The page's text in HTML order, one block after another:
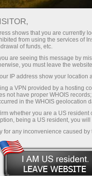
shows that you are currently
from using the services of
of funds, etc.
are seeing this message by
you must leave the
IP address show your location
a VPN provided by a hosting
not have proper WHOIS records;
in the WHOIS geolocation
whether you are a US
being a US resident, you
for any inconvenience caused by